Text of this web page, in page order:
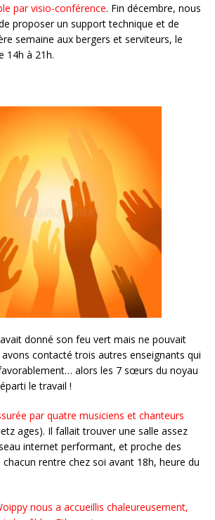
par visio-conférence. Fin décembre, nous
proposer un support technique et de
semaine aux bergers et serviteurs, le
14h à 21h.
donné son feu vert mais ne pouvait
contacté trois autres enseignants qui
alors les 7 sœurs du noyau
le travail !
par quatre musiciens et chanteurs
ages). Il fallait trouver une salle assez
internet performant, et proche des
rentre chez soi avant 18h, heure du
nous a accueillis chaleureusement,